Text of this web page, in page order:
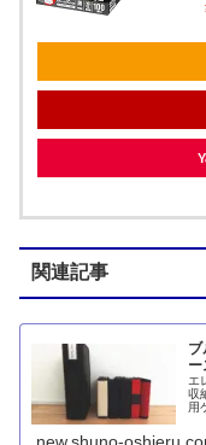
関連記事
エ
収
用